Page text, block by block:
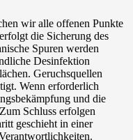
wir alle offenen Punkte
die Sicherung des
Spuren werden
Desinfektion
Geruchsquellen
Wenn erforderlich
und die
Schluss erfolgen
geschieht in einer